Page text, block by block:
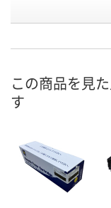
号
お届け日
この商品を見
す